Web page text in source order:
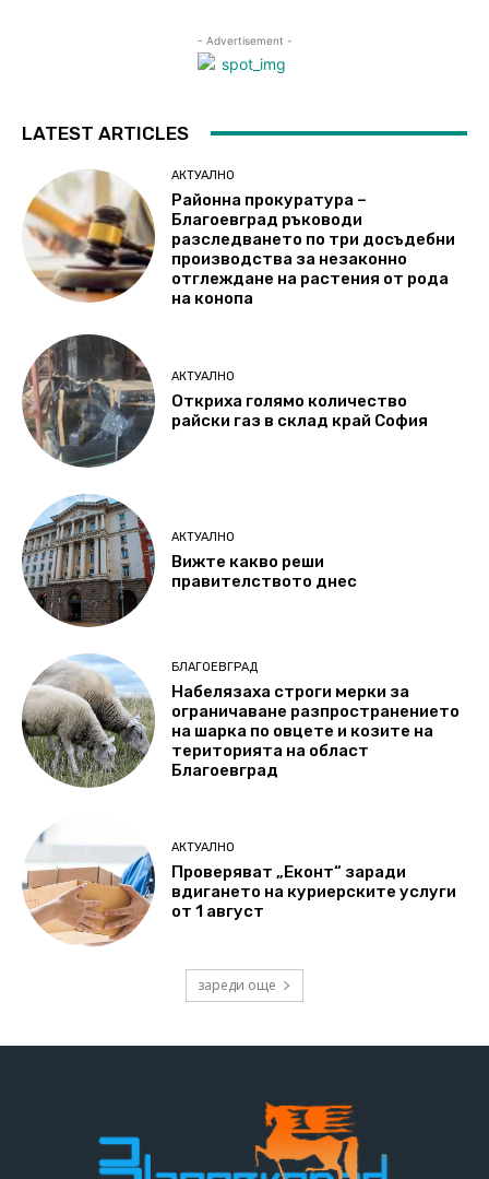
- Advertisement -
LATEST ARTICLES
АКТУАЛНО
Районна прокуратура –
Благоевград ръководи
разследването по три досъдебни
производства за незаконно
отглеждане на растения от рода
на конопа
АКТУАЛНО
Откриха голямо количество
райски газ в склад край София
АКТУАЛНО
Вижте какво реши
правителството днес
БЛАГОЕВГРАД
Набелязаха строги мерки за
ограничаване разпространението
на шарка по овцете и козите на
територията на област
Благоевград
АКТУАЛНО
Проверяват „Еконт“ заради
вдигането на куриерските услуги
от 1 август
зареди още